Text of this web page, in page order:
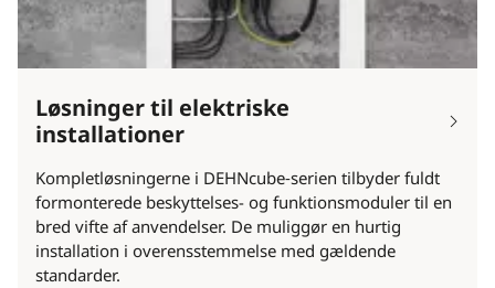
Løsninger til elektriske
installationer
Kompletløsningerne i DEHNcube‑serien tilbyder fuldt
formonterede beskyttelses- og funktionsmoduler til en
bred vifte af anvendelser. De muliggør en hurtig
installation i overensstemmelse med gældende
standarder.